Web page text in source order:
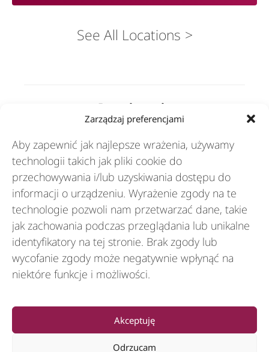
Zarządzaj preferencjami
Aby zapewnić jak najlepsze wrażenia, używamy
technologii takich jak pliki cookie do
przechowywania i/lub uzyskiwania dostępu do
informacji o urządzeniu. Wyrażenie zgody na te
technologie pozwoli nam przetwarzać dane, takie
jak zachowania podczas przeglądania lub unikalne
identyfikatory na tej stronie. Brak zgody lub
wycofanie zgody może negatywnie wpłynąć na
niektóre funkcje i możliwości.
Akceptuję
Odrzucam
See All Locations
Rozwiązania
Branże
Zasoby
O nas